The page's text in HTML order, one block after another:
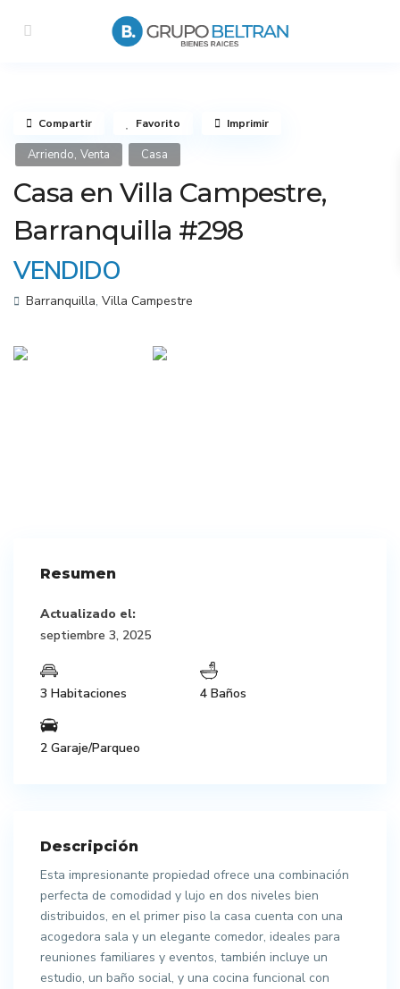
Arriendo, Venta Casa
Casa en Villa Campestre,
Barranquilla #298
VENDIDO
Barranquilla, Villa Campestre
Compartir Favorito Imprimir
Resumen
Actualizado el:
septiembre 3, 2025
3 Habitaciones 4 Baños
2 Garaje/Parqueo
Descripción
Esta impresionante propiedad ofrece una combinación
perfecta de comodidad y lujo en dos niveles bien
distribuidos, en el primer piso la casa cuenta con una
acogedora sala y un elegante comedor, ideales para
reuniones familiares y eventos, también incluye un
estudio, un baño social, y una cocina funcional con